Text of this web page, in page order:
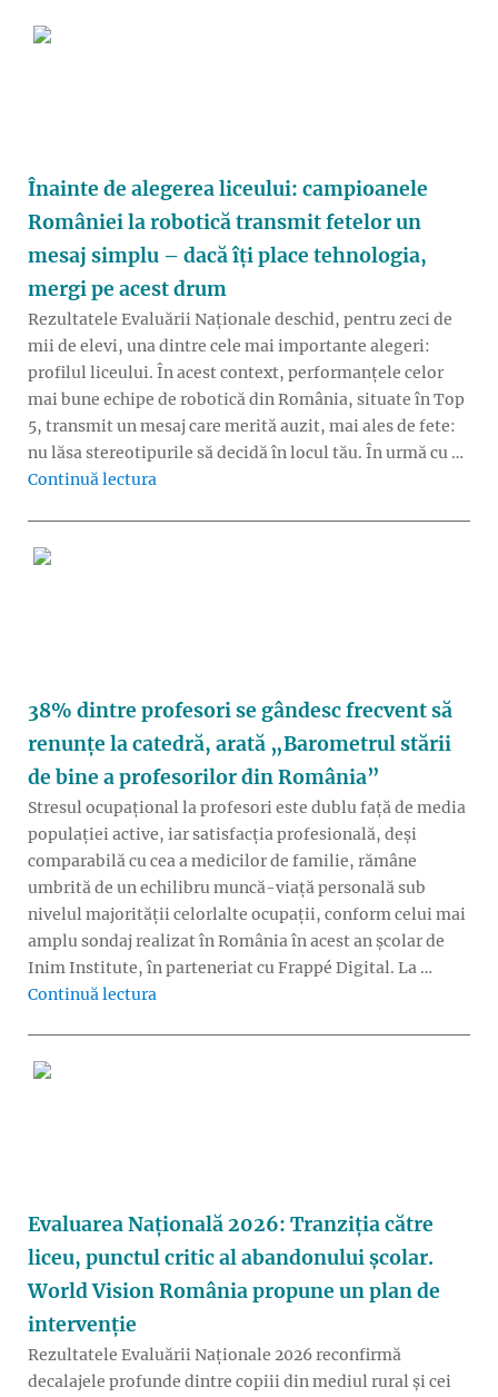
Înainte de alegerea liceului: campioanele
României la robotică transmit fetelor un
mesaj simplu – dacă îți place tehnologia,
mergi pe acest drum
Rezultatele Evaluării Naționale deschid, pentru zeci de
mii de elevi, una dintre cele mai importante alegeri:
profilul liceului. În acest context, performanțele celor
mai bune echipe de robotică din România, situate în Top
5, transmit un mesaj care merită auzit, mai ales de fete:
nu lăsa stereotipurile să decidă în locul tău. În urmă cu …
Continuă lectura
38% dintre profesori se gândesc frecvent să
renunțe la catedră, arată „Barometrul stării
de bine a profesorilor din România”
Stresul ocupațional la profesori este dublu față de media
populației active, iar satisfacția profesională, deși
comparabilă cu cea a medicilor de familie, rămâne
umbrită de un echilibru muncă-viață personală sub
nivelul majorității celorlalte ocupații, conform celui mai
amplu sondaj realizat în România în acest an școlar de
Inim Institute, în parteneriat cu Frappé Digital. La …
Continuă lectura
Evaluarea Națională 2026: Tranziția către
liceu, punctul critic al abandonului școlar.
World Vision România propune un plan de
intervenție
Rezultatele Evaluării Naționale 2026 reconfirmă
decalajele profunde dintre copiii din mediul rural și cei